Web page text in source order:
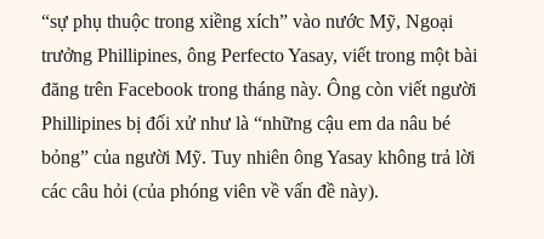
“sự phụ thuộc trong xiềng xích” vào nước Mỹ, Ngoại
trưởng Phillipines, ông Perfecto Yasay, viết trong một bài
đăng trên Facebook trong tháng này. Ông còn viết người
Phillipines bị đối xử như là “những cậu em da nâu bé
bỏng” của người Mỹ. Tuy nhiên ông Yasay không trả lời
các câu hỏi (của phóng viên về vấn đề này).